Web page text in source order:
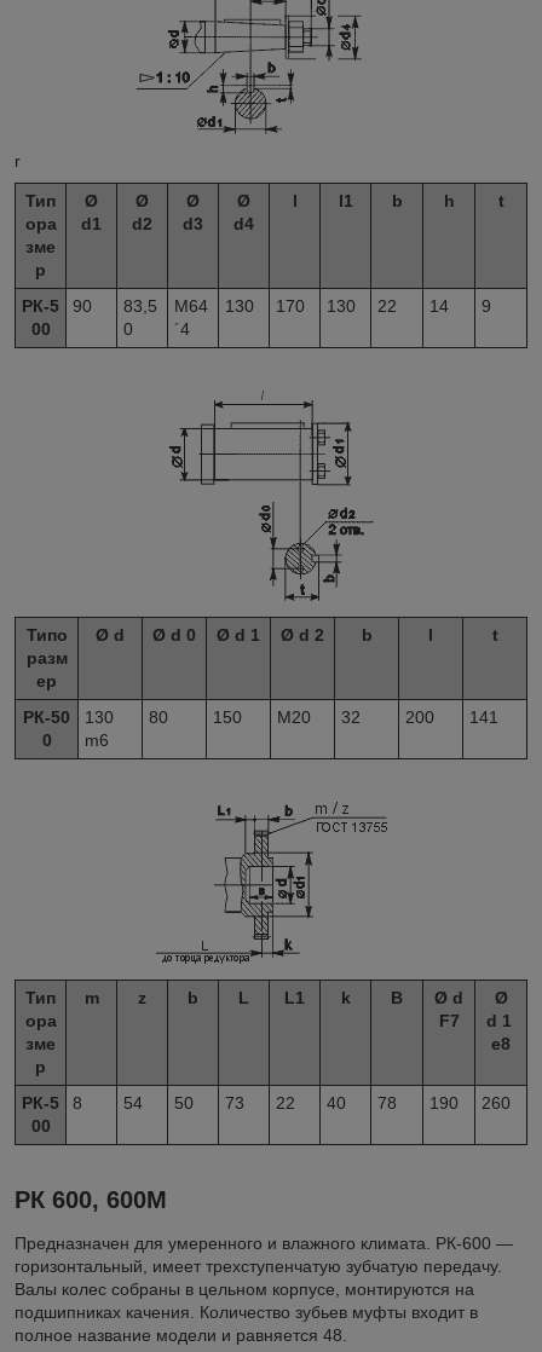
r
Тип
ора
зме
р
Ø
d1
Ø
d2
Ø
d3
Ø
d4
l l1 b h t
РК-5
00
90
83,5
0
М64
´4
130 170 130 22 14 9
Типо
разм
ер
Ø d Ø d 0 Ø d 1 Ø d 2 b l t
РК-50
0
130
m6
80 150 М20 32 200 141
Тип
ора
зме
р
m z b L L1 k B
Ø d
F7
Ø
d 1
e8
РК-5
00
8 54 50 73 22 40 78 190 260
РК 600, 600М
Предназначен для умеренного и влажного климата. РК-600 —
горизонтальный, имеет трехступенчатую зубчатую передачу.
Валы колес собраны в цельном корпусе, монтируются на
подшипниках качения. Количество зубьев муфты входит в
полное название модели и равняется 48.